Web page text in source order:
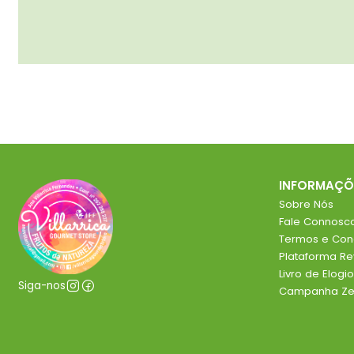
Siga-nos
Sobre Nós
Fale
Termos e
Plataforma
Livro de
Campanha